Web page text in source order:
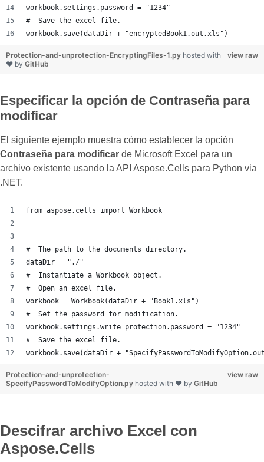
workbook.settings.password = "1234"
#  Save the excel file.
workbook.save(dataDir + "encryptedBook1.out.xls")
view raw
Protection-and-unprotection-EncryptingFiles-1.py hosted with
❤ by GitHub
Especificar la opción de Contraseña para
modificar
El siguiente ejemplo muestra cómo establecer la opción
Contraseña para modificar de Microsoft Excel para un
archivo existente usando la API Aspose.Cells para Python via
.NET.
from aspose.cells import Workbook
#  The path to the documents directory.
dataDir = "./"
#  Instantiate a Workbook object.
#  Open an excel file.
workbook = Workbook(dataDir + "Book1.xls")
#  Set the password for modification.
workbook.settings.write_protection.password = "1234"
#  Save the excel file.
workbook.save(dataDir +
view raw
Protection-and-unprotection-
SpecifyPasswordToModifyOption.py hosted with ❤ by GitHub
Descifrar archivo Excel con
Aspose.Cells